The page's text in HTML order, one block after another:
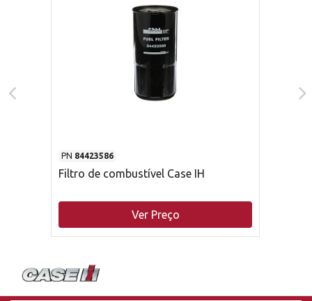
PN 84423586
Filtro de combustível Case IH
Ver Preço